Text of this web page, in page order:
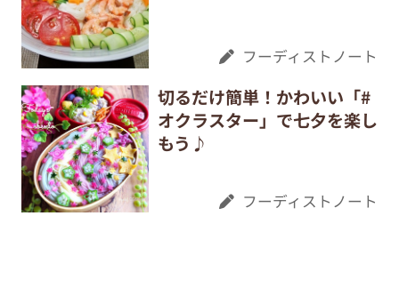
フーディストノート
切るだけ簡単！かわいい「#
オクラスター」で七夕を楽し
もう♪
フーディストノート